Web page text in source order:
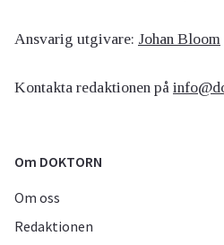
Ansvarig utgivare: Johan Bloom
Kontakta redaktionen på
Om DOKTORN
Om oss
Redaktionen